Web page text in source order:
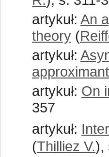
artykuł: An
theory (
artykuł:
artykuł: On
357
artykuł:
(Thilliez V.),